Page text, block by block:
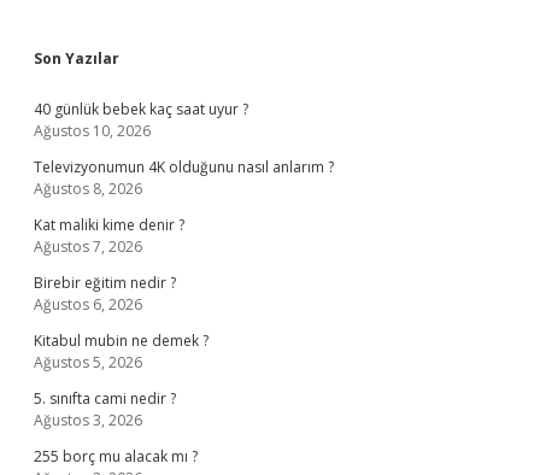
Sidebar
Son Yazılar
40 günlük bebek kaç saat uyur ?
Ağustos 10, 2026
Televizyonumun 4K olduğunu nasıl anlarım ?
Ağustos 8, 2026
Kat maliki kime denir ?
Ağustos 7, 2026
Birebir eğitim nedir ?
Ağustos 6, 2026
Kitabul mubin ne demek ?
Ağustos 5, 2026
5. sınıfta cami nedir ?
Ağustos 3, 2026
255 borç mu alacak mı ?